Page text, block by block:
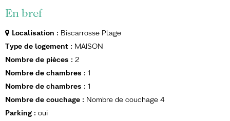
En bref
Localisation : Biscarrosse Plage
Type de logement : MAISON
Nombre de pièces : 2
Nombre de chambres : 1
Nombre de chambres : 1
Nombre de couchage : Nombre de couchage 4
Parking : oui